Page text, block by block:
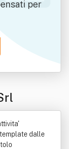
per
dalle